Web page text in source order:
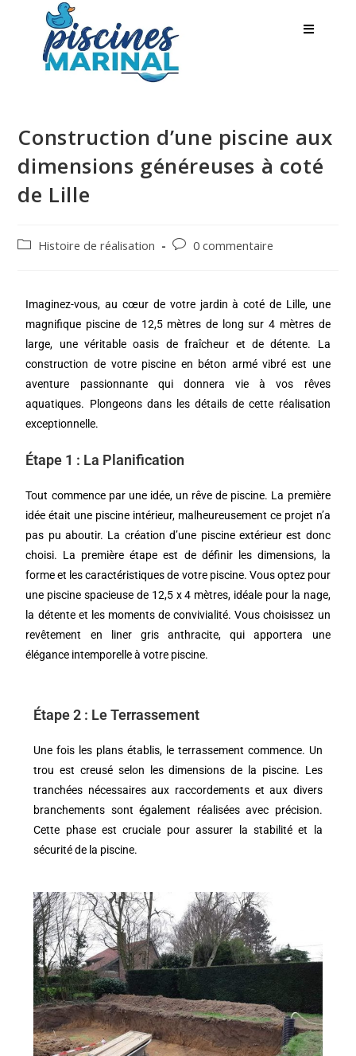
Construction d’une piscine aux
dimensions généreuses à coté
de Lille
Histoire de réalisation 0 commentaire
Imaginez-vous, au cœur de votre jardin à coté de Lille, une
magnifique piscine de 12,5 mètres de long sur 4 mètres de
large, une véritable oasis de fraîcheur et de détente. La
construction de votre piscine en béton armé vibré est une
aventure passionnante qui donnera vie à vos rêves
aquatiques. Plongeons dans les détails de cette réalisation
exceptionnelle.
Étape 1 : La Planification
Tout commence par une idée, un rêve de piscine. La première
idée était une piscine intérieur, malheureusement ce projet n’a
pas pu aboutir. La création d’une piscine extérieur est donc
choisi. La première étape est de définir les dimensions, la
forme et les caractéristiques de votre piscine. Vous optez pour
une piscine spacieuse de 12,5 x 4 mètres, idéale pour la nage,
la détente et les moments de convivialité. Vous choisissez un
revêtement en liner gris anthracite, qui apportera une
élégance intemporelle à votre piscine.
Étape 2 : Le Terrassement
Une fois les plans établis, le terrassement commence. Un
trou est creusé selon les dimensions de la piscine. Les
tranchées nécessaires aux raccordements et aux divers
branchements sont également réalisées avec précision.
Cette phase est cruciale pour assurer la stabilité et la
sécurité de la piscine.